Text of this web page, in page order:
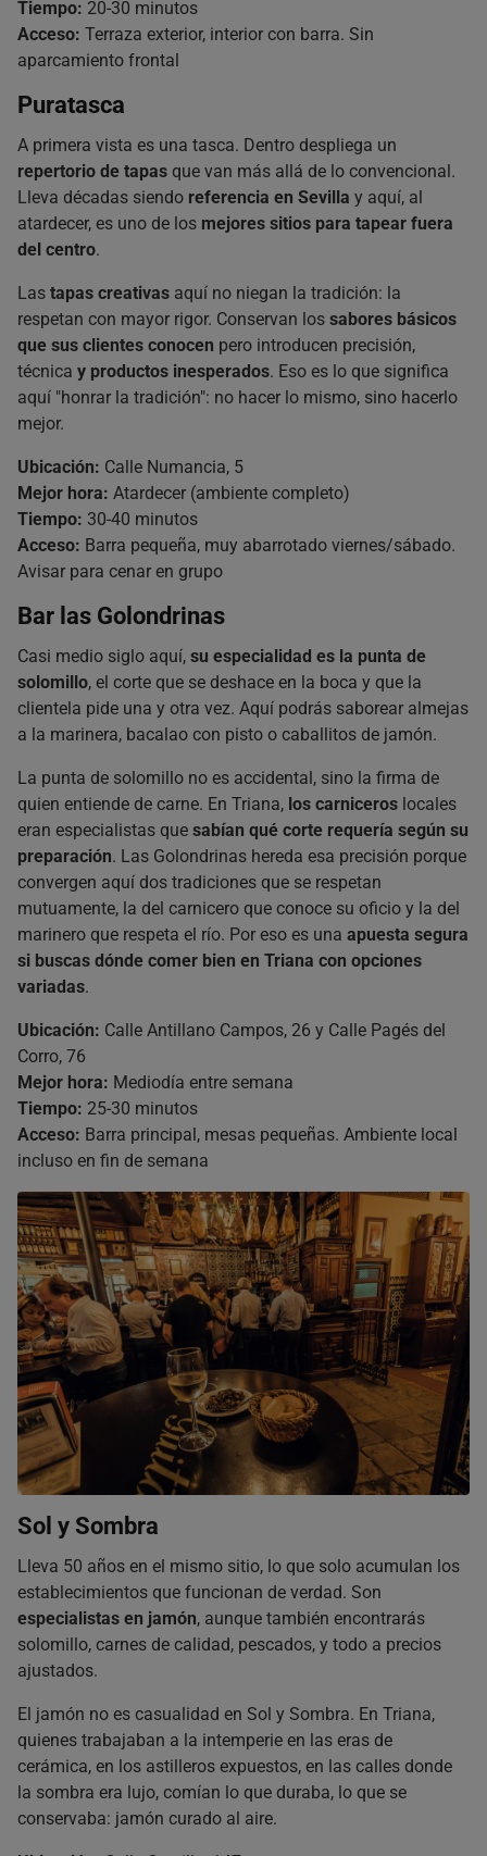
Tiempo: 20-30 minutos
Acceso: Terraza exterior, interior con barra. Sin
aparcamiento frontal
Puratasca
A primera vista es una tasca. Dentro despliega un
repertorio de tapas que van más allá de lo convencional.
Lleva décadas siendo referencia en Sevilla y aquí, al
atardecer, es uno de los mejores sitios para tapear fuera
del centro.
Las tapas creativas aquí no niegan la tradición: la
respetan con mayor rigor. Conservan los sabores básicos
que sus clientes conocen pero introducen precisión,
técnica y productos inesperados. Eso es lo que significa
aquí "honrar la tradición": no hacer lo mismo, sino hacerlo
mejor.
Ubicación: Calle Numancia, 5
Mejor hora: Atardecer (ambiente completo)
Tiempo: 30-40 minutos
Acceso: Barra pequeña, muy abarrotado viernes/sábado.
Avisar para cenar en grupo
Bar las Golondrinas
Casi medio siglo aquí, su especialidad es la punta de
solomillo, el corte que se deshace en la boca y que la
clientela pide una y otra vez. Aquí podrás saborear almejas
a la marinera, bacalao con pisto o caballitos de jamón.
La punta de solomillo no es accidental, sino la firma de
quien entiende de carne. En Triana, los carniceros locales
eran especialistas que sabían qué corte requería según su
preparación. Las Golondrinas hereda esa precisión porque
convergen aquí dos tradiciones que se respetan
mutuamente, la del carnicero que conoce su oficio y la del
marinero que respeta el río. Por eso es una apuesta segura
si buscas dónde comer bien en Triana con opciones
variadas.
Ubicación: Calle Antillano Campos, 26 y Calle Pagés del
Corro, 76
Mejor hora: Mediodía entre semana
Tiempo: 25-30 minutos
Acceso: Barra principal, mesas pequeñas. Ambiente local
incluso en fin de semana
Sol y Sombra
Lleva 50 años en el mismo sitio, lo que solo acumulan los
establecimientos que funcionan de verdad. Son
especialistas en jamón, aunque también encontrarás
solomillo, carnes de calidad, pescados, y todo a precios
ajustados.
El jamón no es casualidad en Sol y Sombra. En Triana,
quienes trabajaban a la intemperie en las eras de
cerámica, en los astilleros expuestos, en las calles donde
la sombra era lujo, comían lo que duraba, lo que se
conservaba: jamón curado al aire.